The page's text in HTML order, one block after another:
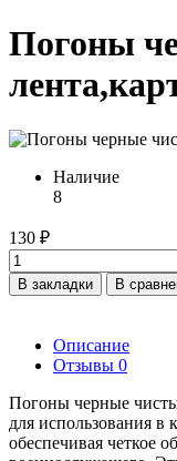
Погоны
Наличие
8
130 ₽
В закладки
В
Описание
Отзывы 0
Погоны черные
для использования в
обеспечивая четкое